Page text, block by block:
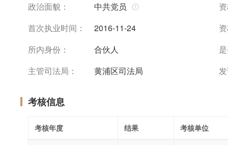
政治面貌：
中共党员
首次执业时间：
2016-11-24
所内身份：
合伙人
主管司法局：
黄浦区司法局
考核信息
考核年度 结果 考核单位